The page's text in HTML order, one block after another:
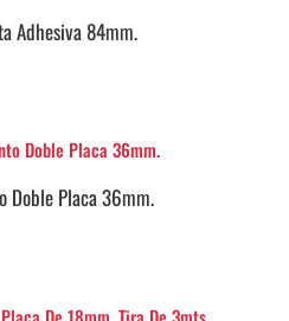
Adhesiva 84mm.
Doble Placa 36mm.